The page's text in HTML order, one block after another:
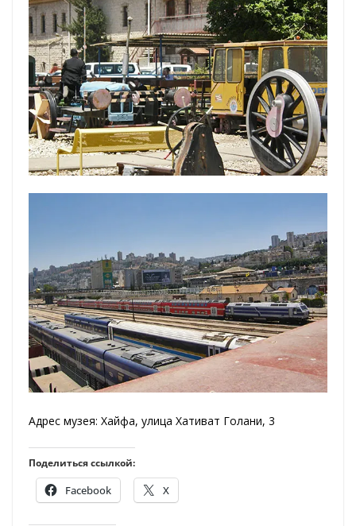
Адрес музея: Хайфа, улица Хативат Голани, 3
Поделиться ссылкой:
Facebook X